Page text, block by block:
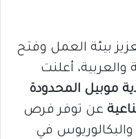
بيئة العمل وفتح
والعربية، أعلنت
موبيل المحدودة
عن توفر فرص
في